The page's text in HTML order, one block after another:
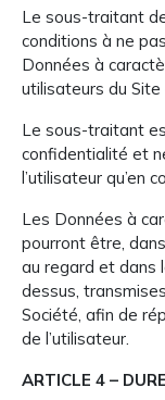
Le sous-traitant
conditions à ne
Données à
utilisateurs du
Le sous-traitant
confidentialité et
l’utilisateur qu’en
Les Données à
pourront être,
au regard et dans
dessus,
Société, afin de
de l’utilisateur.
ARTICLE 4 –